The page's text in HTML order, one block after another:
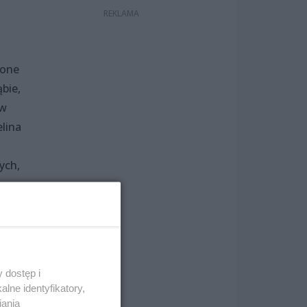
dostęp i
identyfikatory,